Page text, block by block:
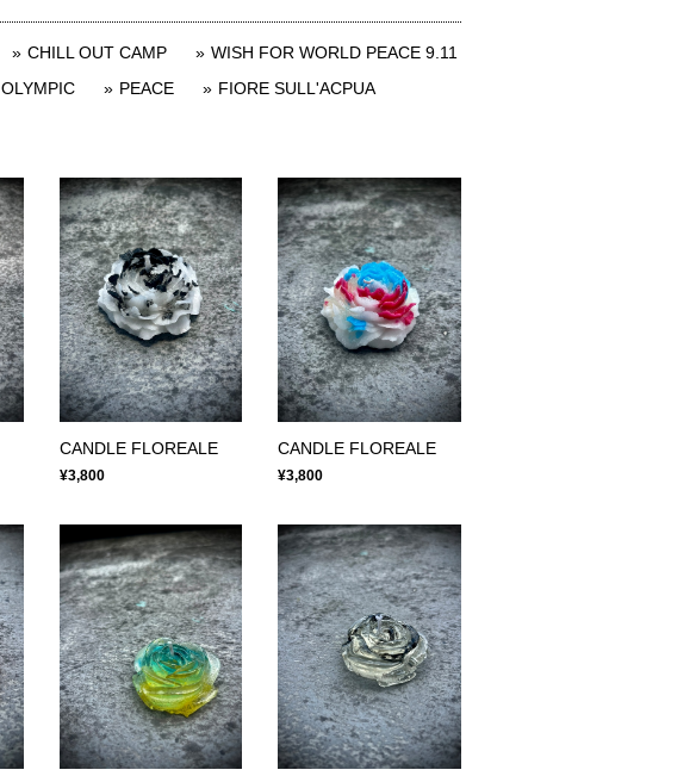
CHILL OUT CAMP
WISH FOR WORLD PEACE 9.11
OLYMPIC PEACE FIORE SULL'ACPUA
CANDLE FLOREALE
¥3,800
CANDLE FLOREALE
¥3,800